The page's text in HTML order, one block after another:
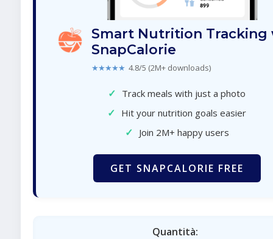
Smart Nutrition Tracking
SnapCalorie
★★★★★ 4.8/5 (2M+ downloads)
✓ Track meals with just a photo
✓ Hit your nutrition goals easier
✓ Join 2M+ happy users
GET SNAPCALORIE FREE
Quantità: